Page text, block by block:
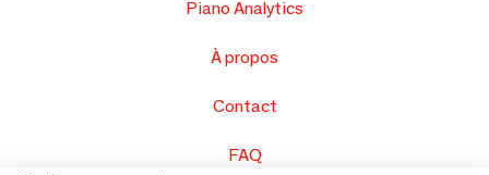
Piano Analytics
À propos
Contact
FAQ